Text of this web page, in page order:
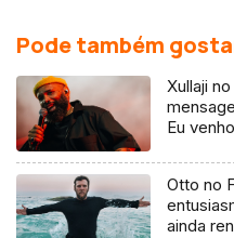
Pode também
Xullaji
Eu
Otto no
ainda